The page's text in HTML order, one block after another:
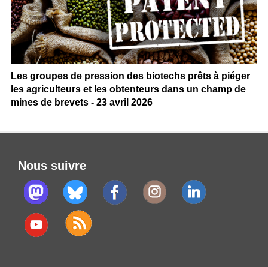
Les groupes de pression des biotechs prêts à piéger
les agriculteurs et les obtenteurs dans un champ de
mines de brevets - 23 avril 2026
Nous suivre